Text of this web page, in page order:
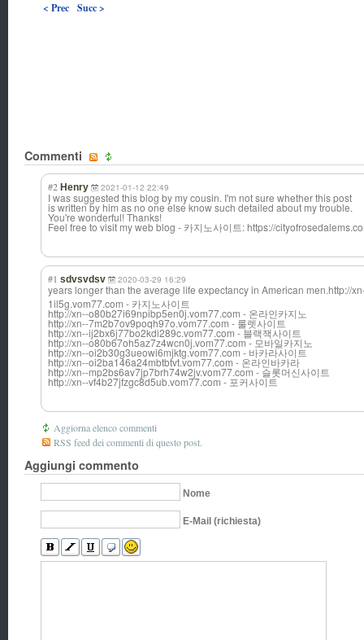
< Prec Succ >
Commenti
#2 Henry 2021-01-12 22:49
I was suggested this blog by my cousin. I'm not sure whether this post
is written by him as no one else know such detailed about my trouble.
You're wonderful! Thanks!
Feel free to visit my web blog - 카지노사이트: https://
#1 sdvsvdsv 2020-03-29 16:29
years longer than the average life expectancy in American men.http://
1il5g.vom77.com - 카지노사이트
http://xn--o80b27i69npibp5en0j.vom77.com - 온라인카지노
http://xn--7m2b7ov9poqh97o.vom77.com - 룰렛사이트
http://xn--ij2bx6j77bo2kdi289c.vom77.com - 블랙잭사이트
http://xn--o80b67oh5az7z4wcn0j.vom77.com - 모바일카지노
http://xn--oi2b30g3ueowi6mjktg.vom77.com - 바카라사이트
http://xn--oi2ba146a24mbtbtvt.vom77.com - 온라인바카라
http://xn--mp2bs6av7jp7brh74w2jv.vom77.com - 슬롯머신사이트
http://xn--vf4b27jfzgc8d5ub.vom77.com - 포커사이트
Aggiorna elenco commenti
RSS feed dei commenti di questo post.
Aggiungi commento
Nome
E-Mail (richiesta)